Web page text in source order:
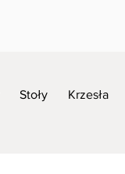
Stoły Krzesła